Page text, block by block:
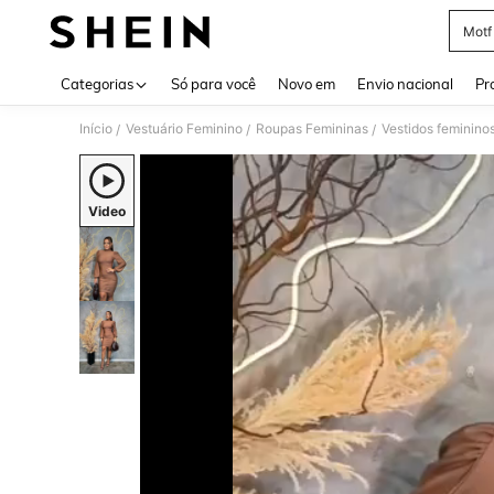
Motf
Categorias Só para você Novo em Envio nacional
Início / Vestuário Feminino / Roupas Femininas / Vestidos
Video